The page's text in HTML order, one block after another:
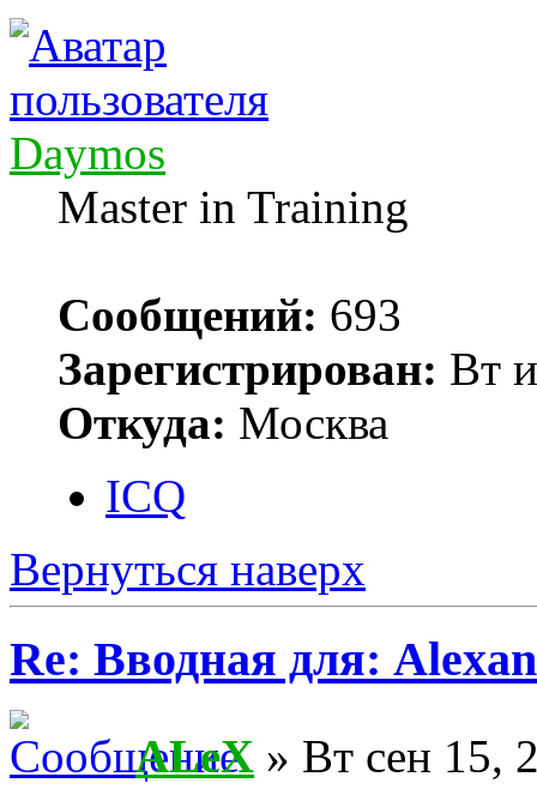
Daymos
Master in Training
Сообщений: 693
Зарегистрирован: Вт
Откуда: Москва
ICQ
Вернуться наверх
Re: Вводная для:
ALeX » Вт сен 15,